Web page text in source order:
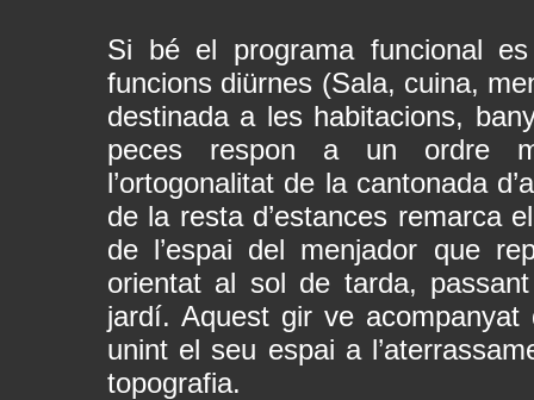
Si bé el programa funcional
funcions diürnes (Sala, cuina,
destinada a les habitacions,
peces respon a un ordre
l’ortogonalitat de la cantonada
de la resta d’estances remarca
de l’espai del menjador que
orientat al sol de tarda,
jardí. Aquest gir ve
unint el seu espai a
topografia.